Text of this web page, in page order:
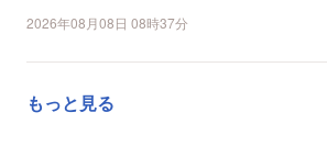
2026年08月08日 08時37分
もっと見る